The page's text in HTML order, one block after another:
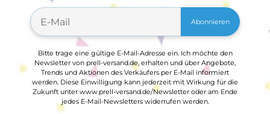
Abonnieren
Bitte trage eine gültige E-Mail-Adresse ein. Ich möchte den
Newsletter von prell-versand.de, erhalten und über Angebote,
Trends und Aktionen des Verkäufers per E-Mail informiert
werden. Diese Einwilligung kann jederzeit mit Wirkung für die
Zukunft unter www.prell-versand.de/Newsletter oder am Ende
jedes E-Mail-Newsletters widerrufen werden.